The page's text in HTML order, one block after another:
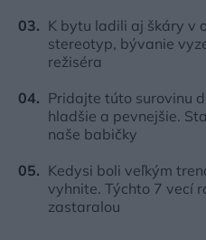
K bytu ladili aj škáry v
stereotyp, bývanie
režiséra
Pridajte túto surovinu
hladšie a pevnejšie.
naše babičky
Kedysi boli veľkým
vyhnite. Týchto 7 vecí
zastaralou